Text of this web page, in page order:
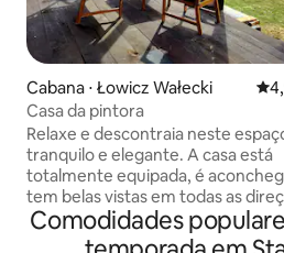
Cabana ⋅ Łowicz Wałecki
Casa da pintora
Relaxe e descontraia neste
tranquilo e elegante. A casa está
totalmente equipada, é
tem belas vistas em todas as
clima é criado por pinturas
um grande terraço. A Casa da
Comodidades